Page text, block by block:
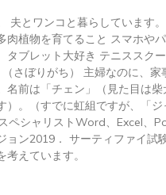
夫とワンコと暮らしています
肉植物を育てること スマホや
タブレット大好き テニススク
（さぼりがち） 主婦なのに、
名前は「チェン」（見た目は
）。（すでに虹組ですが、「
ペシャリストWord、Excel、
ョン2019． サーティファイ
えています。